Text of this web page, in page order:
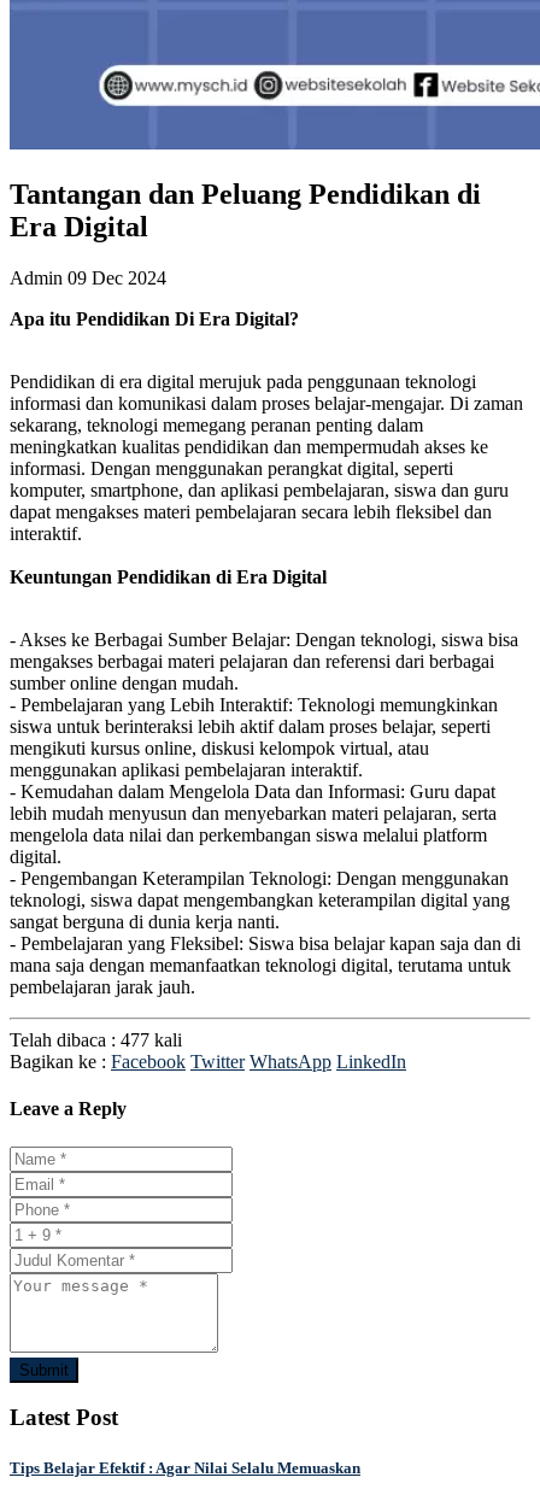
Tantangan dan Peluang Pendidikan di
Era Digital
Admin 09 Dec 2024
Apa itu Pendidikan Di Era Digital?
Pendidikan di era digital merujuk pada penggunaan teknologi
informasi dan komunikasi dalam proses belajar-mengajar. Di zaman
sekarang, teknologi memegang peranan penting dalam
meningkatkan kualitas pendidikan dan mempermudah akses ke
informasi. Dengan menggunakan perangkat digital, seperti
komputer, smartphone, dan aplikasi pembelajaran, siswa dan guru
dapat mengakses materi pembelajaran secara lebih fleksibel dan
interaktif.
Keuntungan Pendidikan di Era Digital
- Akses ke Berbagai Sumber Belajar: Dengan teknologi, siswa bisa
mengakses berbagai materi pelajaran dan referensi dari berbagai
sumber online dengan mudah.
- Pembelajaran yang Lebih Interaktif: Teknologi memungkinkan
siswa untuk berinteraksi lebih aktif dalam proses belajar, seperti
mengikuti kursus online, diskusi kelompok virtual, atau
menggunakan aplikasi pembelajaran interaktif.
- Kemudahan dalam Mengelola Data dan Informasi: Guru dapat
lebih mudah menyusun dan menyebarkan materi pelajaran, serta
mengelola data nilai dan perkembangan siswa melalui platform
digital.
- Pengembangan Keterampilan Teknologi: Dengan menggunakan
teknologi, siswa dapat mengembangkan keterampilan digital yang
sangat berguna di dunia kerja nanti.
- Pembelajaran yang Fleksibel: Siswa bisa belajar kapan saja dan di
mana saja dengan memanfaatkan teknologi digital, terutama untuk
pembelajaran jarak jauh.
Telah dibaca : 477 kali
Bagikan ke : Facebook Twitter WhatsApp LinkedIn
Leave a Reply
Submit
Latest Post
Tips Belajar Efektif : Agar Nilai Selalu Memuaskan